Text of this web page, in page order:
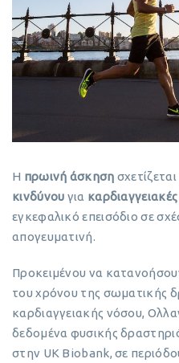
Η πρωινή άσκηση
κινδύνου για
εγκεφαλικό επεισόδιο σε
απογευματινή.
Προκειμένου να
του χρόνου της σωματικής
καρδιαγγειακής νόσου,
δεδομένα φυσικής
στην UK Biobank, σε